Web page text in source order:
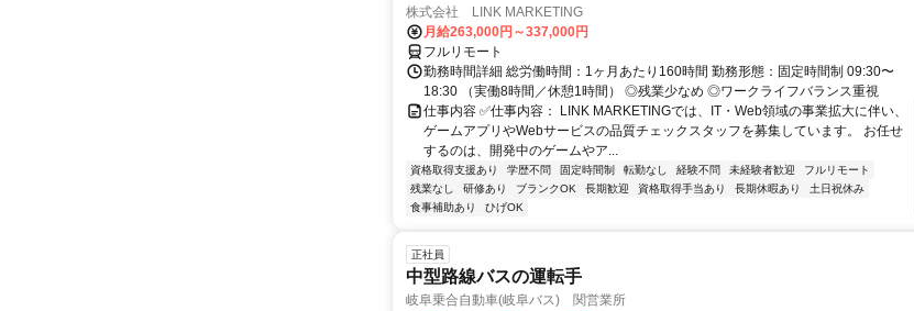
株式会社 LINK MARKETING
月給263,000円～337,000円
フルリモート
勤務時間詳細 総労働時間：1ヶ月あたり160時間 勤務形態：固定時間制 09:30〜
18:30 （実働8時間／休憩1時間） ◎残業少なめ ◎ワークライフバランス重視
仕事内容 ✅仕事内容： LINK MARKETINGでは、IT・Web領域の事業拡大に伴い、
ゲームアプリやWebサービスの品質チェックスタッフを募集しています。 お任せ
するのは、開発中のゲームやア...
資格取得支援あり 学歴不問 固定時間制 転勤なし 経験不問 未経験者歓迎
フルリモート
残業なし
研修あり ブランクOK 長期歓迎 資格取得手当あり 長期休暇あり
土日祝休み
食事補助あり
ひげOK
正社員
中型路線バスの運転手
岐阜乗合自動車(岐阜バス) 関営業所